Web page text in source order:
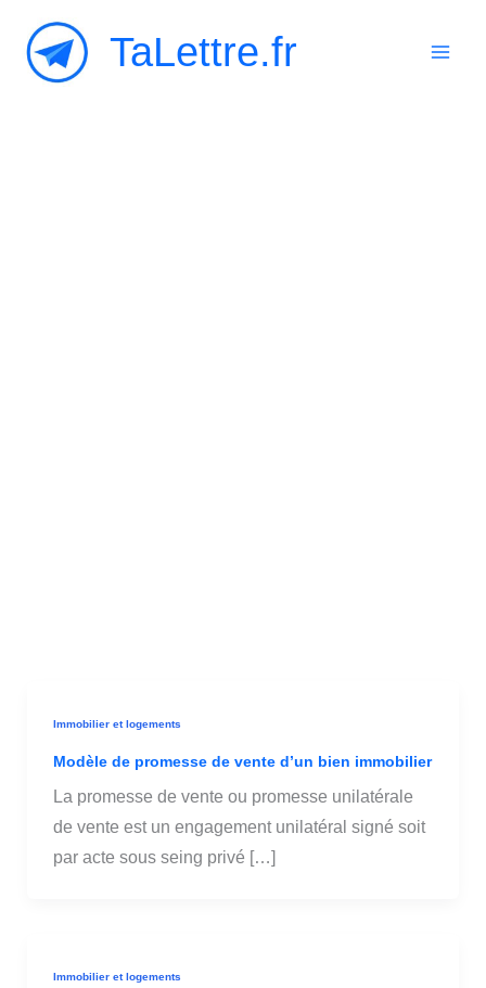
contenu
TaLettre.fr
Immobilier et logements
Modèle de promesse de vente d’un bien immobilier
La promesse de vente ou promesse unilatérale
de vente est un engagement unilatéral signé soit
par acte sous seing privé […]
Immobilier et logements